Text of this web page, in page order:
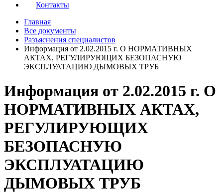
Контакты
Главная
Все документы
Разъяснения специалистов
Информация от 2.02.2015 г. О НОРМАТИВНЫХ
АКТАХ, РЕГУЛИРУЮЩИХ БЕЗОПАСНУЮ
ЭКСПЛУАТАЦИЮ ДЫМОВЫХ ТРУБ
Информация от 2.02.2015 г. О
НОРМАТИВНЫХ АКТАХ,
РЕГУЛИРУЮЩИХ
БЕЗОПАСНУЮ
ЭКСПЛУАТАЦИЮ
ДЫМОВЫХ ТРУБ